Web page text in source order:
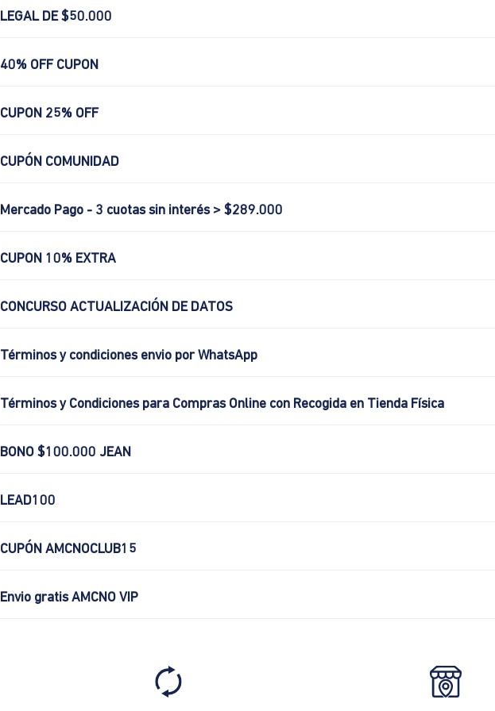
LEGAL DE $50.000
40% OFF CUPON
CUPON 25% OFF
CUPÓN COMUNIDAD
Mercado Pago - 3 cuotas sin interés > $289.000
CUPON 10% EXTRA
CONCURSO ACTUALIZACIÓN DE DATOS
Términos y condiciones envio por WhatsApp
Términos y Condiciones para Compras Online con Recogida en Tienda Física
BONO $100.000 JEAN
LEAD100
CUPÓN AMCNOCLUB15
Envio gratis AMCNO VIP